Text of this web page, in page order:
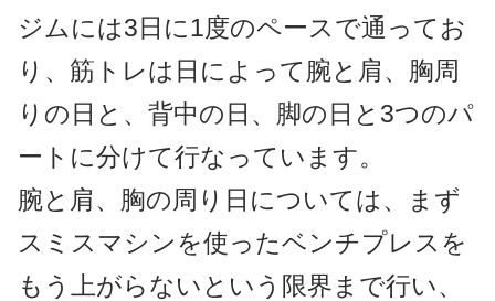
ジムには3日に1度のペースで通ってお
り、筋トレは日によって腕と肩、胸周
りの日と、背中の日、脚の日と3つのパ
ートに分けて行なっています。
腕と肩、胸の周り日については、まず
スミスマシンを使ったベンチプレスを
もう上がらないという限界まで行い、